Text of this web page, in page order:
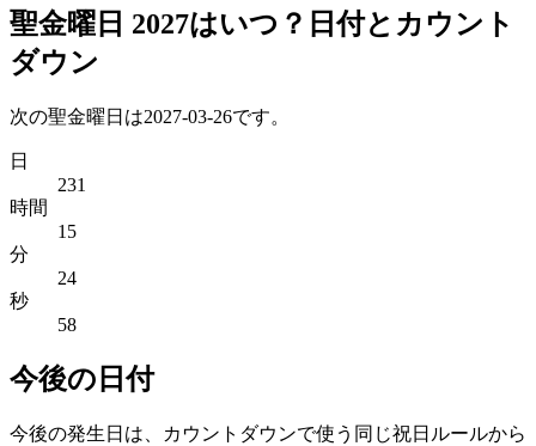
聖金曜日 2027はいつ？日付とカウント
ダウン
次の聖金曜日は2027-03-26です。
日
231
時間
15
分
24
秒
58
今後の日付
今後の発生日は、カウントダウンで使う同じ祝日ルールから